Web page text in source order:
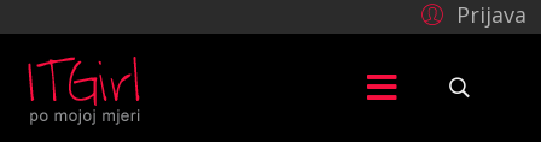
Prijava